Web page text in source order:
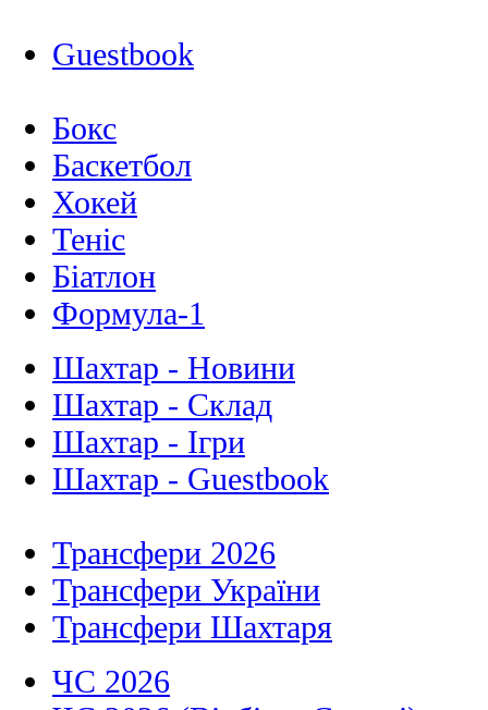
Guestbook
Бокс
Баскетбол
Хокей
Теніс
Біатлон
Формула-1
Шахтар - Новини
Шахтар - Склад
Шахтар - Ігри
Шахтар - Guestbook
Трансфери 2026
Трансфери України
Трансфери Шахтаря
ЧС 2026